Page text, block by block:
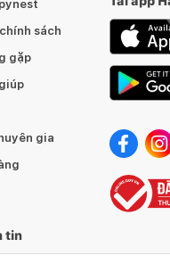
làm đẹp cho không gian
là sản phẩm của
trang trí và nội thất
Ngoài ra tại JYSK bạn có
phẩm với đa dạng chủng
hành ổn định, đội ngũ
JYSK sẽ giúp bạn hài lòng
Bàn làm việc AABENRAA
sách
gặp
gia
tin